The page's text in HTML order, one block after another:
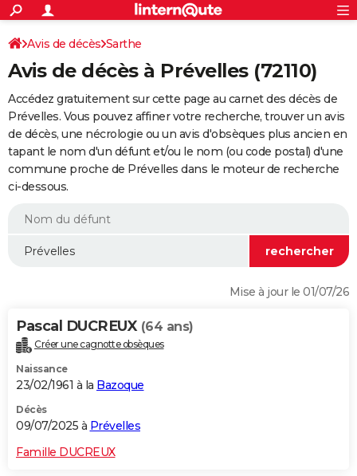
ACTUALITÉS
Politique
Société
Faits Divers
Education
Monde
Villes
+
SPORT
Coupe du monde 2026
Football
Tennis
Cyclisme
Rugby
Forum
Programme TV
TNT
Streaming
Cinéma
Sorties cinéma
Musique
+
FINANCE
Retraite
Epargne
Immobilier
Risques naturels par ville
Assurance
AUTO
Essais
Réserver un essai
Citadines
Berlines
SUV
Forum auto
+HIGH-TECH
BRICOLAGE
WEEK-END
Alimentation
Guide de la santé
Maladies
Médicaments
Sommeil
VOYAGE
Destinations
City break
Voyage nature
Voyage de noces
Forum
Climat
+PHOTO
GUIDES D'ACHAT
Avis de décès Sarthe
Avis de décès à Prévelles (72110)
Accédez gratuitement sur cette page au carnet des décès de
Prévelles. Vous pouvez affiner votre recherche, trouver un avis
de décès, une nécrologie ou un avis d'obsèques plus ancien en
tapant le nom d'un défunt et/ou le nom (ou code postal) d'une
commune proche de Prévelles dans le moteur de recherche
ci-dessous.
Mise à jour le 01/07/26
Pascal DUCREUX (64 ans)
Créer une cagnotte obsèques
Naissance
23/02/1961 à la Bazoque
Décès
09/07/2025 à Prévelles
Famille DUCREUX